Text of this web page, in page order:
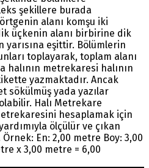
şekillere burada
alanı komşu iki
üçkenin alanı birbirine dik
yarısına eşittir. Bölümlerin
toplayarak, toplam alanı
halının metrekaresi halının
yazmaktadır. Ancak
sökülmüş yada yazılar
Halı Metrekare
hesaplamak için
ölçülür ve çıkan
En: 2,00 metre Boy: 3,00
x 3,00 metre = 6,00